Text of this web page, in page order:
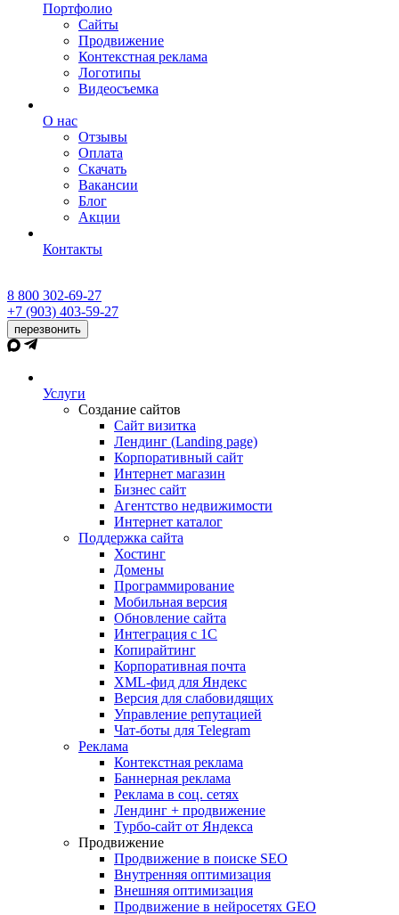
Портфолио
Сайты
Продвижение
Контекстная реклама
Логотипы
Видеосъемка
О нас
Отзывы
Оплата
Скачать
Вакансии
Блог
Акции
Контакты
8 800 302-69-27
+7 (903) 403-59-27
перезвонить
Услуги
Создание сайтов
Сайт визитка
Лендинг (Landing page)
Корпоративный сайт
Интернет магазин
Бизнес сайт
Агентство недвижимости
Интернет каталог
Поддержка сайта
Хостинг
Домены
Программирование
Мобильная версия
Обновление сайта
Интеграция с 1С
Копирайтинг
Корпоративная почта
XML-фид для Яндекс
Версия для слабовидящих
Управление репутацией
Чат-боты для Telegram
Реклама
Контекстная реклама
Баннерная реклама
Реклама в соц. сетях
Лендинг + продвижение
Турбо-сайт от Яндекса
Продвижение
Продвижение в поиске SEO
Внутренняя оптимизация
Внешняя оптимизация
Продвижение в нейросетях GEO